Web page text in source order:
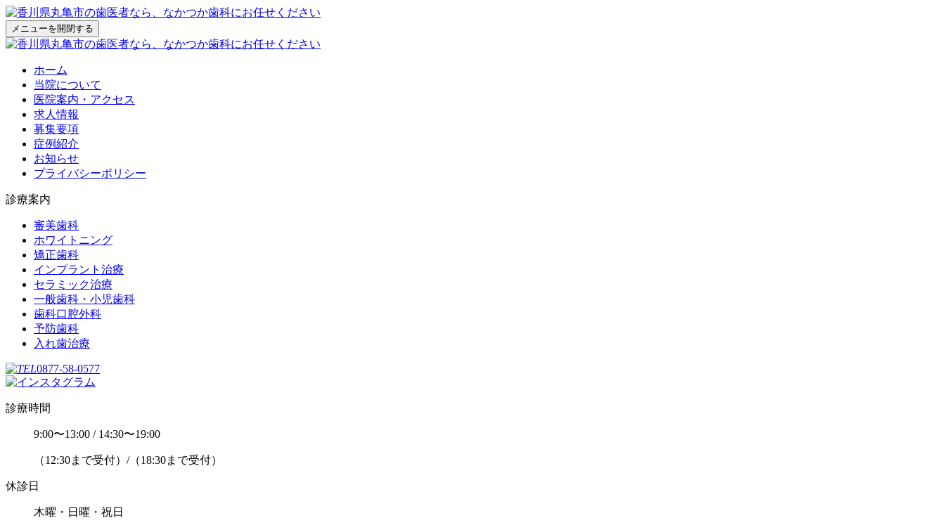
メニューを開閉する
ホーム
当院について
医院案内・アクセス
求人情報
募集要項
症例紹介
お知らせ
プライバシーポリシー
診療案内
審美歯科
ホワイトニング
矯正歯科
インプラント治療
セラミック治療
一般歯科・小児歯科
歯科口腔外科
予防歯科
入れ歯治療
0877-58-0577
診療時間
9:00〜13:00 / 14:30〜19:00
（12:30まで受付）/（18:30まで受付）
休診日
木曜・日曜・祝日